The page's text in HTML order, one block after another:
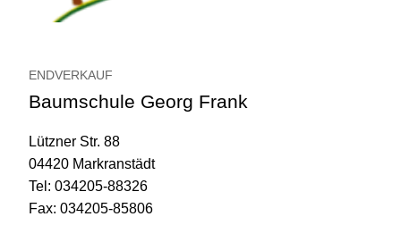
ENDVERKAUF
Baumschule Georg Frank
Lützner Str. 88
04420 Markranstädt
Tel: 034205-88326
Fax: 034205-85806